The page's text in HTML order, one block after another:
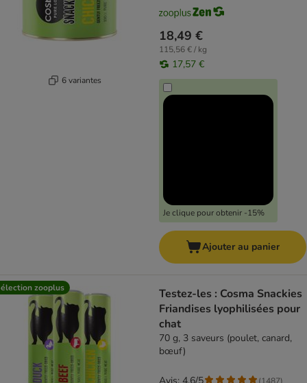
6 variantes
18,49 €
115,56 € / kg
17,57 €
Je clique pour obtenir -15%
Ajouter au panier
zooplus
Testez-les : Cosma Snackies
Friandises lyophilisées pour
chat
70 g, 3 saveurs (poulet, canard,
bœuf)
(1487)